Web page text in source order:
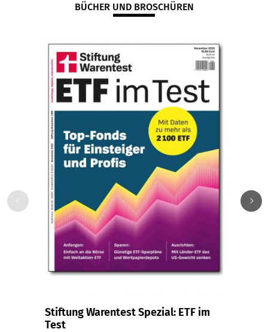
BÜCHER UND BROSCHÜREN
Stiftung Warentest Spezial: ETF im
Test